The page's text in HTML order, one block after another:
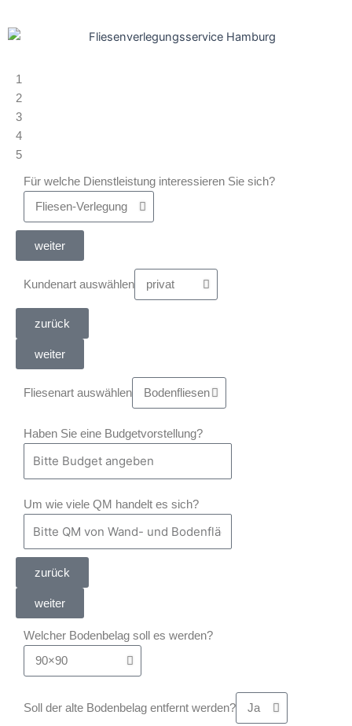
1
2
3
4
5
Für welche Dienstleistung interessieren Sie sich?
weiter
Kundenart auswählen
zurück
weiter
Fliesenart auswählen
Haben Sie eine Budgetvorstellung?
Um wie viele QM handelt es sich?
zurück
weiter
Welcher Bodenbelag soll es werden?
Soll der alte Bodenbelag entfernt werden?